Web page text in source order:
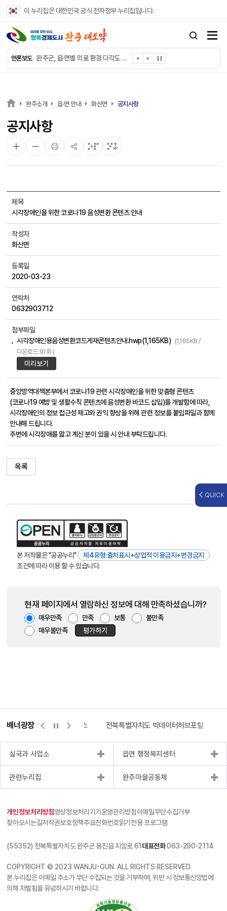
이 누리집은 대한민국 공식 전자정부 누리집입니다.
언론보도
완주군, ‘수의계약 총량제’ 개편 운영
완주군 청소년, 초록우산 지원으로 치과 치료
완주군, 읍·면별 의료 환경 다각도 진단한다
완주군, 모바일 헬스케어 “내 건강 변화 직접 확인”
전북은행, 완주군에 ‘시원키트’ 60세트 기탁
완주소개 읍·면 안내 화산면 공지사항
공지사항
제목
시각장애인을 위한 코로나19 음성변환 콘텐츠 안내
작성자
화산면
등록일
2020-03-23
연락처
0632903712
첨부파일
시각장애인용음성변환코드게재콘텐츠안내.hwp(1,165KB) (1,165KB /
다운로드:91회 )
미리보기
중앙방역대책본부에서 코로나19 관련 시각장애인을 위한 맞춤형 콘텐츠
(코로나19 예방 및 생활수칙 콘텐츠에 음성변환 바코드 삽입)를 개발함에 따라,
시각장애인의 정보 접근성 제고와 권익 향상을 위해 관련 정보를 붙임파일과 함께
안내해 드립니다.
주변에 시각장애를 앓고 계신 분이 있을 시 안내 부탁드립니다.
목록
본 저작물은 "공공누리"
제4유형:출처표시+상업적 이용금지+변경금지
조건에 따라 이용 할 수 있습니다.
현재 페이지에서 열람하신 정보에 대해 만족하셨습니까?
매우만족 만족 보통
불만족
매우불만족
평가하기
QUICK
배너광장
량바로처리센터 위택스 전북특별자치도 빅데이터허브포털
실국과 사업소 읍면 행정복지센터
관련누리집 완주마을공동체
개인정보처리방침영상정보처리기기운영관리방침이메일무단수집거부
찾아오시는길저작권보호정책주요전화번호읽기전용 프로그램
(55352) 전북특별자치도 완주군 용진읍 지암로 61 대표전화063-290-2114
COPYRIGHT © 2023 WANJU-GUN. ALL RIGHTS RESERVED.
본 누리집은 이메일 주소가 무단 수집되는 것을 거부하며, 위반 시 정보통신망법에
의해 처벌됨을 유념하시기 바랍니다.